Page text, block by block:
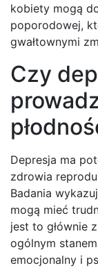
kobiety mogą
poporodowej,
gwałtownymi
Czy
Depresja ma
zdrowia
Badania
mogą mieć
jest to głównie
ogólnym
emocjonalny i